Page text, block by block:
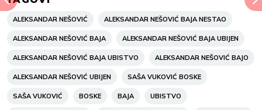
ALEKSANDAR NEŠOVIĆ ALEKSANDAR NEŠOVIĆ BAJA NESTAO
ALEKSANDAR NEŠOVIĆ BAJA ALEKSANDAR NEŠOVIĆ BAJA UBIJEN
ALEKSANDAR NEŠOVIĆ BAJA UBISTVO ALEKSANDAR NEŠOVIĆ BAJO
ALEKSANDAR NEŠOVIĆ UBIJEN SAŠA VUKOVIĆ BOSKE
SAŠA VUKOVIĆ BOSKE BAJA UBISTVO